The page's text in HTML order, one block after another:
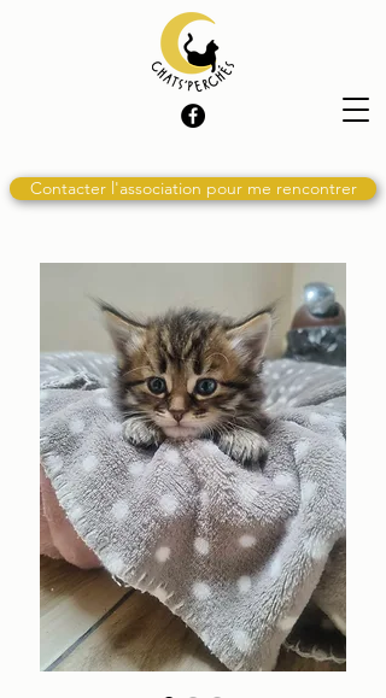
Contacter l'association pour me rencontrer